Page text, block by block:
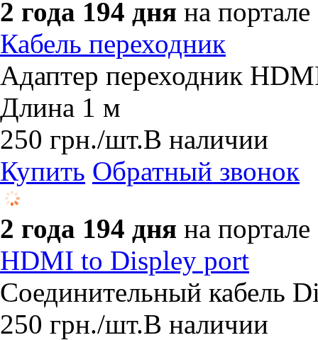
2 года 194 дня на портале
Кабель переходник
Адаптер переходник
Длина 1 м
250 грн./шт.В наличии
Купить Обратный звонок
2 года 194 дня на портале
HDMI to Displey port
Соединительный кабель
250 грн./шт.В наличии